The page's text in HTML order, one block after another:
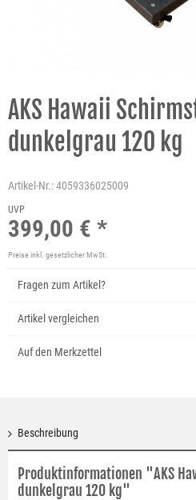
AKS Hawaii
dunkelgrau 120 kg
Artikel-Nr.:4059336025009
UVP
399,00 € *
Preise inkl. gesetzlicher MwSt.
Fragen zum Artikel?
Artikel vergleichen
Auf den Merkzettel
Beschreibung
Produktinformationen "AKS
dunkelgrau 120 kg"